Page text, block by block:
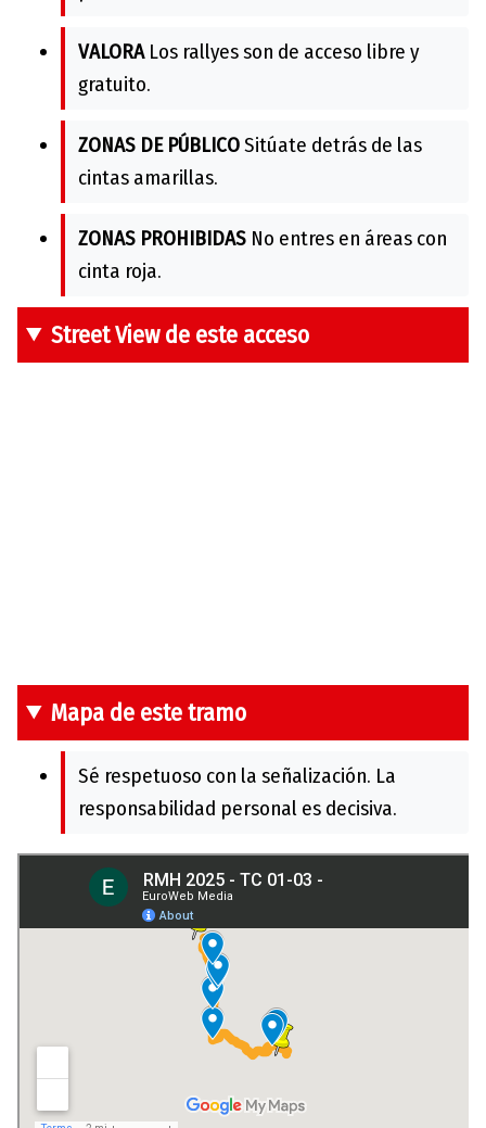
VALORALos rallyes son de acceso libre y
gratuito.
ZONAS DE PÚBLICOSitúate detrás de las
cintas amarillas.
ZONAS PROHIBIDAS No entres en áreas con
cinta roja.
Street View de este acceso
Mapa de este tramo
Sé respetuoso con la señalización. La
responsabilidad personal es decisiva.